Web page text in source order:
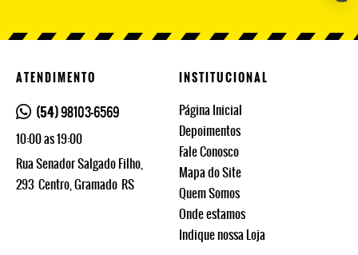
ATENDIMENTO
(54)98103-6569
10:00 as 19:00
Rua Senador Salgado Filho,
293 Centro, Gramado RS
INSTITUCIONAL
Página Inicial
Depoimentos
Fale Conosco
Mapa do Site
Quem Somos
Onde estamos
Indique nossa Loja